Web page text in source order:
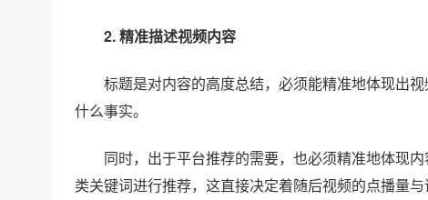
2. 精准描述视频内容
标题是对内容的高度总结，必须能精准地体现出
什么事实。
同时，出于平台推荐的需要，也必须精准地体现
类关键词进行推荐，这直接决定着随后视频的点播量